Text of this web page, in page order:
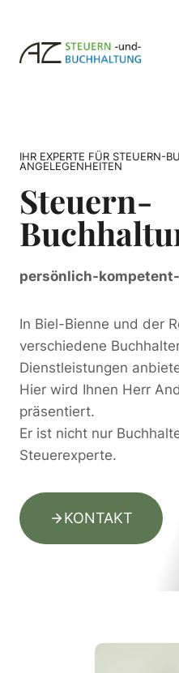
springen
IHR EXPERTE FÜR STEUERN-
ANGELEGENHEITEN
Steuern-
persönlich-
In Biel-Bienne und der
verschiedene
Dienstleistungen
Hier wird Ihnen Herr
präsentiert.
Er ist nicht nur
Steuerexperte.
KONTAKT